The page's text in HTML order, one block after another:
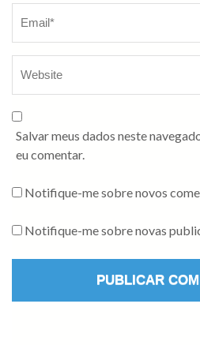
Salvar meus dados neste
eu comentar.
Notifique-me sobre novos
Notifique-me sobre novas